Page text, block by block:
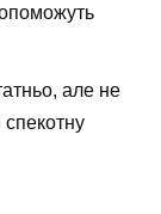
але не